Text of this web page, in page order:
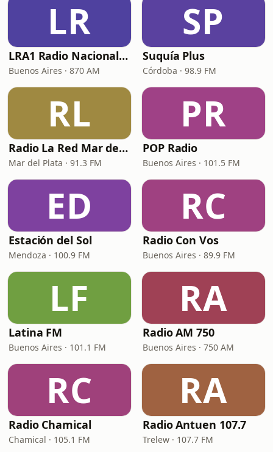
LR
LRA1 Radio Nacional Argentina
Buenos Aires · 870 AM
SP
Suquía Plus
Córdoba · 98.9 FM
RL
Radio La Red Mar del Plata
Mar del Plata · 91.3 FM
PR
POP Radio
Buenos Aires · 101.5 FM
ED
Estación del Sol
Mendoza · 100.9 FM
RC
Radio Con Vos
Buenos Aires · 89.9 FM
LF
Latina FM
Buenos Aires · 101.1 FM
RA
Radio AM 750
Buenos Aires · 750 AM
RC
Radio Chamical
Chamical · 105.1 FM
RA
Radio Antuen 107.7
Trelew · 107.7 FM